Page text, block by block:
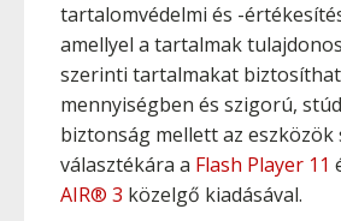
tartalomvédelmi és -
amellyel a tartalmak
szerinti tartalmakat
mennyiségben és szigorú,
biztonság mellett az eszközök
választékára a Flash Player 11
AIR® 3 közelgő kiadásával.